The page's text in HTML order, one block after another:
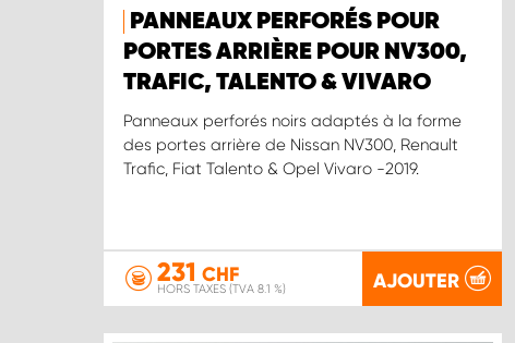
PANNEAUX PERFORÉS POUR
PORTES ARRIÈRE POUR NV300,
TRAFIC, TALENTO & VIVARO
Panneaux perforés noirs adaptés à la forme
des portes arrière de Nissan NV300, Renault
Trafic, Fiat Talento & Opel Vivaro -2019.
231 CHF
HORS TAXES (TVA 8.1 %) AJOUTER